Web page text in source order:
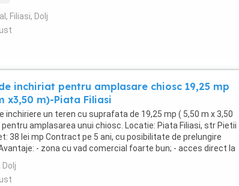
Filiasi, Dolj
inchiriat pentru amplasare chiosc 19,25 mp
x3,50 m)-Piata Filiasi
inchiriere un teren cu suprafata de 19,25 mp ( 5,50 m x 3,50
pentru amplasarea unui chiosc. Locatie: Piata Filiasi, str Pietii
38 lei mp Contract pe 5 ani, cu posibilitate de prelungire
- zona cu vad comercial foarte bun; - acces direct la
Dolj